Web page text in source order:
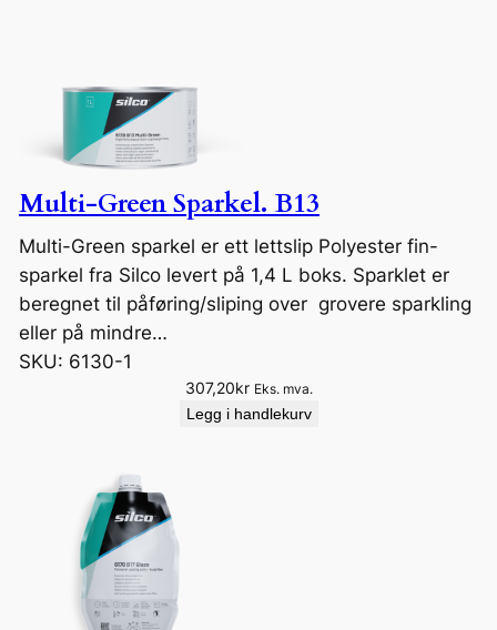
Multi-Green Sparkel. B13
Multi-Green sparkel er ett lettslip Polyester fin-
sparkel fra Silco levert på 1,4 L boks. Sparklet er
beregnet til påføring/sliping over grovere sparkling
eller på mindre…
SKU: 6130-1
307,20kr Eks. mva.
Legg i handlekurv